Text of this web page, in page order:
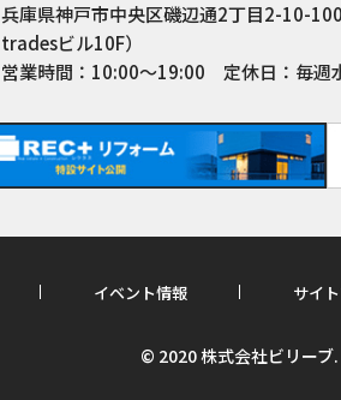
兵庫県神戸市中央区磯辺通2丁目2-10-
tradesビル10F）
営業時間：10:00〜19:00 定休日：毎週
イベント情報 サイ
© 2020 株式会社ビリーブ.